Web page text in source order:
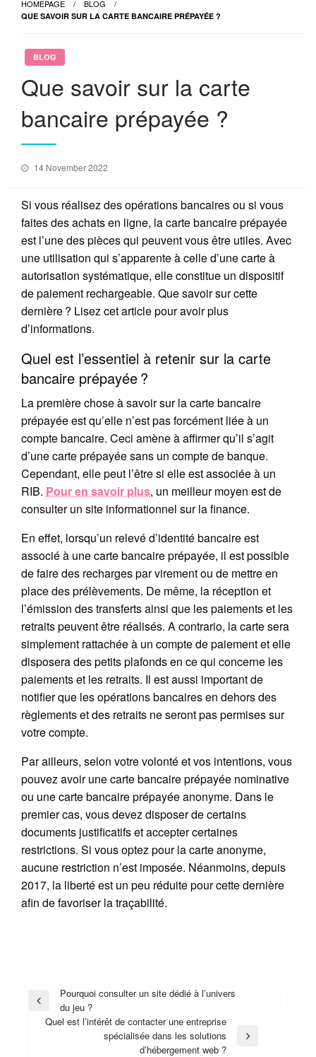
HOMEPAGE BLOG
QUE SAVOIR SUR LA CARTE BANCAIRE PRÉPAYÉE ?
BLOG
Que savoir sur la carte
bancaire prépayée ?
Posted
14 November 2022
Si vous réalisez des opérations bancaires ou si vous
faites des achats en ligne, la carte bancaire prépayée
est l’une des pièces qui peuvent vous être utiles. Avec
une utilisation qui s’apparente à celle d’une carte à
autorisation systématique, elle constitue un dispositif
de paiement rechargeable. Que savoir sur cette
dernière ? Lisez cet article pour avoir plus
d’informations.
Quel est l’essentiel à retenir sur la carte
bancaire prépayée ?
La première chose à savoir sur la carte bancaire
prépayée est qu’elle n’est pas forcément liée à un
compte bancaire. Ceci amène à affirmer qu’il s’agit
d’une carte prépayée sans un compte de banque.
Cependant, elle peut l’être si elle est associée à un
RIB. Pour en savoir plus, un meilleur moyen est de
consulter un site informationnel sur la finance.
En effet, lorsqu’un relevé d’identité bancaire est
associé à une carte bancaire prépayée, il est possible
de faire des recharges par virement ou de mettre en
place des prélèvements. De même, la réception et
l’émission des transferts ainsi que les paiements et les
retraits peuvent être réalisés. A contrario, la carte sera
simplement rattachée à un compte de paiement et elle
disposera des petits plafonds en ce qui concerne les
paiements et les retraits. Il est aussi important de
notifier que les opérations bancaires en dehors des
règlements et des retraits ne seront pas permises sur
votre compte.
Par ailleurs, selon votre volonté et vos intentions, vous
pouvez avoir une carte bancaire prépayée nominative
ou une carte bancaire prépayée anonyme. Dans le
premier cas, vous devez disposer de certains
documents justificatifs et accepter certaines
restrictions. Si vous optez pour la carte anonyme,
aucune restriction n’est imposée. Néanmoins, depuis
2017, la liberté est un peu réduite pour cette dernière
afin de favoriser la traçabilité.
Post
navigation
Previous
Post
Pourquoi consulter un site dédié à l’univers
du jeu ?
Quel est l’intérêt de contacter une entreprise
spécialisée dans les solutions
d’hébergement web ?